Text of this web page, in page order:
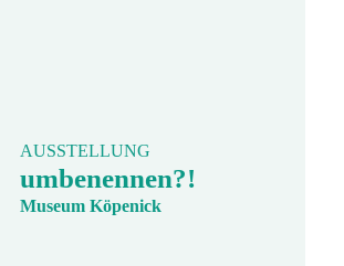
AUSSTELLUNG
umbenennen?!
Museum Köpenick